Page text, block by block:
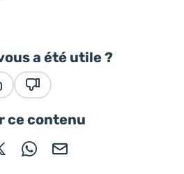
a été utile ?
ce contenu
sur Facebook (nouvelle fenêtre)
Partager sur X / Twitter (nouvelle
Partager sur WhatsApp
Partager par mail